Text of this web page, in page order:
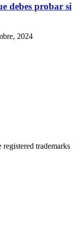
debes probar si
2024
trademarks